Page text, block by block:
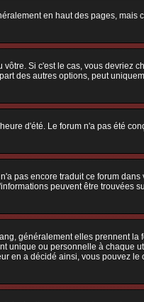
en haut des pages, mais
Si c'est le cas, vous devriez
des autres options, peut
d'été. Le forum n'a pas été
pas encore traduit ce forum
peuvent être trouvées
généralement elles prennent
ou personnelle à chaque
en a décidé ainsi, vous pouvez